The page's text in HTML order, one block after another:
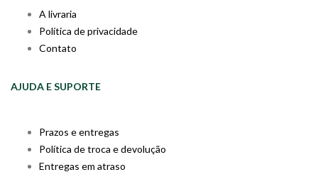
A livraria
Política de privacidade
Contato
AJUDA E SUPORTE
Prazos e entregas
Política de troca e devolução
Entregas em atraso